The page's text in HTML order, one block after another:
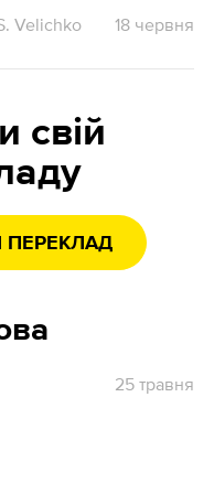
Velichko 18 червня
свій
ПЕРЕКЛАД
25 травня